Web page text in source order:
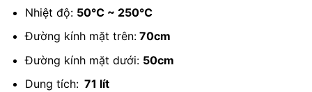
Nhiệt độ: 50℃ ~ 250℃
Đường kính mặt trên:70cm
Đường kính mặt dưới: 50cm
Dung tích:71 lít